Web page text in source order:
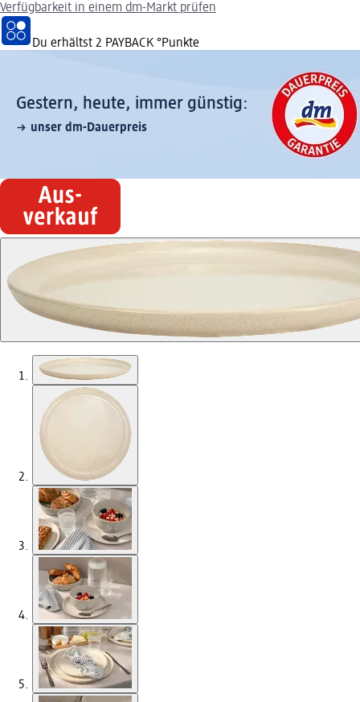
Verfügbarkeit in einem dm-Markt prüfen
Du erhältst 2 PAYBACK °Punkte
Gestern, heute, immer günstig:
unser dm-Dauerpreis